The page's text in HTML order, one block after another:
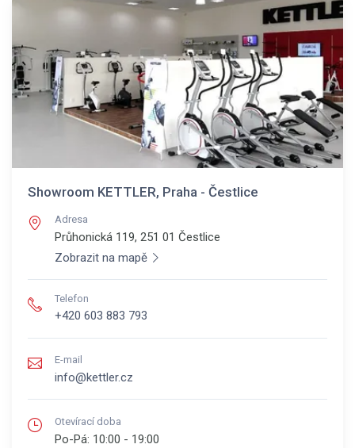
Showroom KETTLER, Praha - Čestlice
Adresa
Průhonická 119, 251 01 Čestlice
Zobrazit na mapě
Telefon
+420 603 883 793
E-mail
info@kettler.cz
Otevírací doba
Po-Pá: 10:00 - 19:00